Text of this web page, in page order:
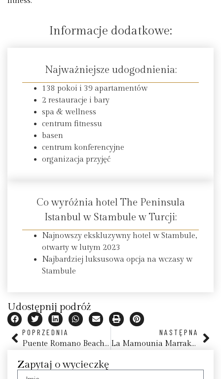
Informacje dodatkowe:
Najważniejsze udogodnienia:
138 pokoi i 39 apartamentów
2 restauracje i bary
spa & wellness
centrum fitnessu
basen
centrum konferencyjne
organizacja przyjęć
Co wyróżnia hotel The Peninsula
Istanbul w Stambule w Turcji:
Najnowszy ekskluzywny hotel w Stambule,
otwarty w lutym 2023
Najbardziej luksusowa opcja na wczasy w
Stambule
Udostępnij podróż
POPRZEDNIA
Puente Romano Beach Resort
NASTĘPNA
La Mamounia Marrakech
Zapytaj o wycieczkę